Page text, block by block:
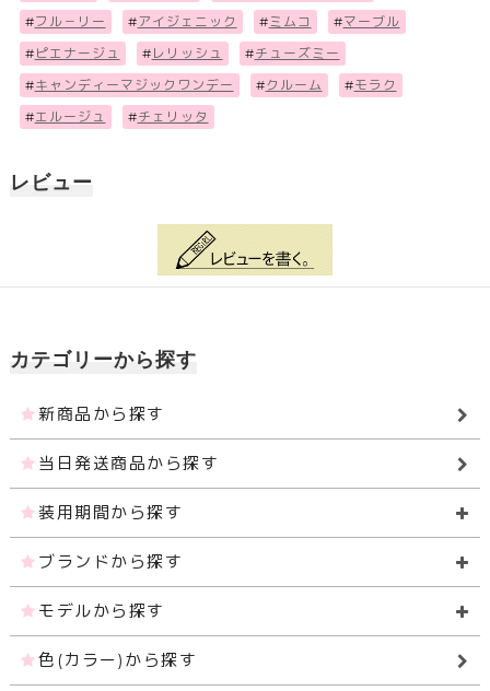
#フル－リー #アイジェニック # ミムコ #マーブル
# ピエナージュ # レリッシュ #チューズミー
#キャンディーマジックワンデー #クルーム #モラク
#エルージュ #チェリッタ
レビュー
カテゴリーから探す
新商品から探す
当日発送商品から探す
装用期間から探す
ブランドから探す
モデルから探す
色(カラー)から探す